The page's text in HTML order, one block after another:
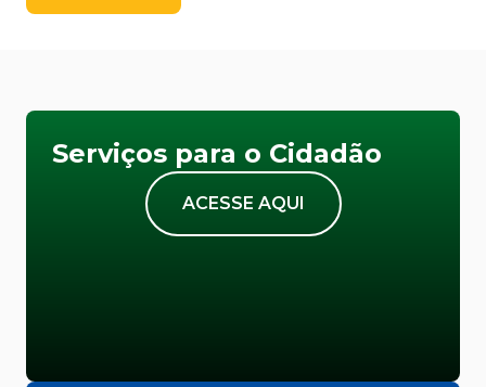
Serviços para o Cidadão
ACESSE AQUI